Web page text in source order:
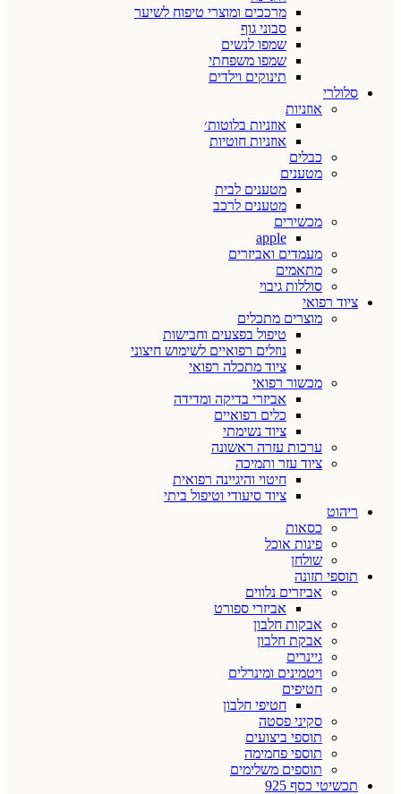
מרככים ומוצרי טיפוח לשיער
סבוני גוף
שמפו לנשים
שמפו משפחתי
תינוקים וילדים
סלולרי
אוזניות
אוזניות בלוטות׳
אוזניות חוטיות
כבלים
מטענים
מטענים לבית
מטענים לרכב
מכשירים
apple
מעמדים ואביזרים
מתאמים
סוללות גיבוי
ציוד רפואי
מוצרים מתכלים
טיפול בפצעים וחבישות
נוזלים רפואיים לשימוש חיצוני
ציוד מתכלה רפואי
מכשור רפואי
אביזרי בדיקה ומדידה
כלים רפואיים
ציוד נשימתי
ערכות עזרה ראשונה
ציוד עזר ותמיכה
חיטוי והיגיינה רפואית
ציוד סיעודי וטיפול ביתי
ריהוט
כסאות
פינות אוכל
שולחן
תוספי תזונה
אביזרים נלווים
אביזרי ספורט
אבקות חלבון
אבקת חלבון
גיינרים
ויטמינים ומינרלים
חטיפים
חטיפי חלבון
סקיני פסטה
תוספי ביצועים
תוספי פחמימה
תוספים משלימים
תכשיטי כסף 925